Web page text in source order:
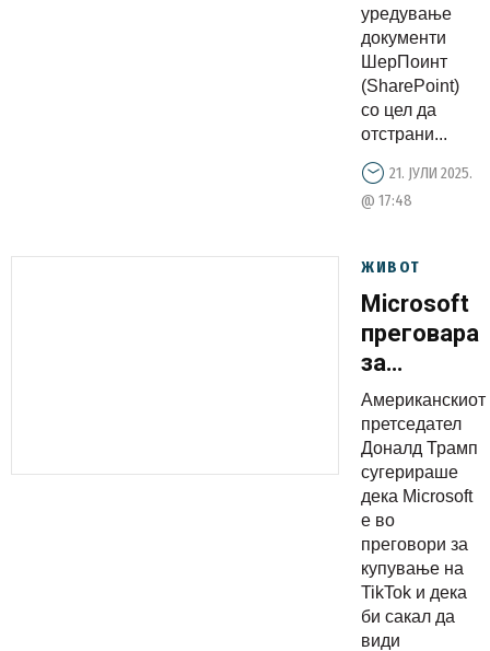
хакерски
напади
врз
софтвер
уредување
документи
ШерПоинт
(SharePoint)
со цел да
отстрани...
21. ЈУЛИ 2025.
@ 17:48
ЖИВОТ
Microsoft
преговара
за
на TikTok
Американскиот
претседател
Доналд Трамп
сугерираше
дека Microsoft
е во
преговори за
купување на
TikTok и дека
би сакал да
види